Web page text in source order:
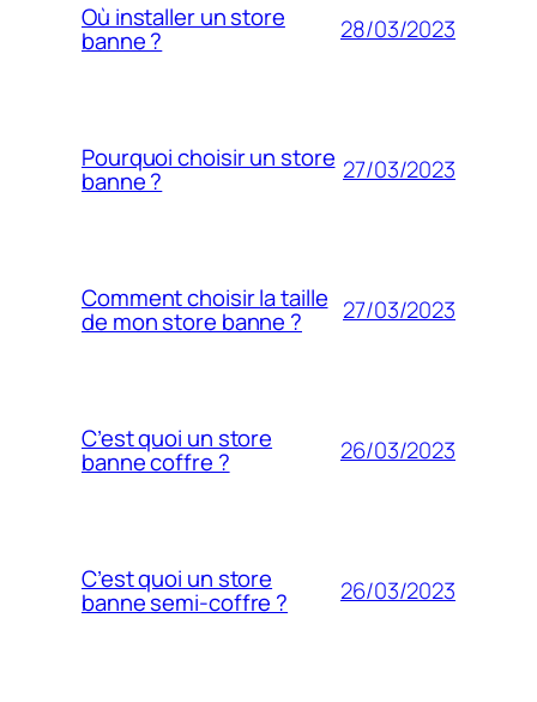
Où installer un store
banne ? 28/03/2023
Pourquoi choisir un store
banne ? 27/03/2023
Comment choisir la taille
de mon store banne ? 27/03/2023
C’est quoi un store
banne coffre ? 26/03/2023
C’est quoi un store
banne semi-coffre ? 26/03/2023